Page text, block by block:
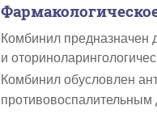
Комбинил предназначен
и
Комбинил обусловлен
противовоспалительным